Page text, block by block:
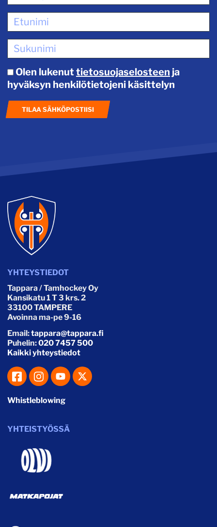
YHTEYSTIEDOT
Tappara / Tamhockey Oy
Kansikatu 1 T 3 krs. 2
33100 TAMPERE
Avoinna ma-pe 9-16
Email:tappara@tappara.fi
Puhelin:020 7457 500
Kaikki yhteystiedot
Whistleblowing
YHTEISTYÖSSÄ
Olen lukenut tietosuojaselosteen ja
hyväksyn henkilötietojeni käsittelyn
TILAA SÄHKÖPOSTIISI